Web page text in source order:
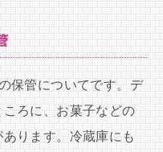
保管についてです。デ
ろに、お菓子などの
ります。冷蔵庫にも